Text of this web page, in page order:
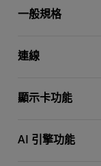
一般規格
連線
顯示卡功能
AI 引擎功能